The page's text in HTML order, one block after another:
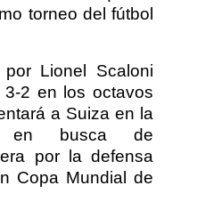
torneo del fútbol
Lionel Scaloni
2 en los octavos
a Suiza en la
en busca de
por la defensa
Copa Mundial de